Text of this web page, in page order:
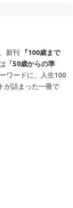
新刊
『100歳まで
「50歳からの準
ワードに、人生100
が詰まった一冊で